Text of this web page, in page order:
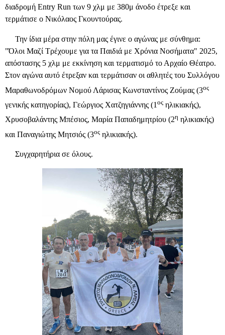
διαδρομή Entry Run των 9 χλμ με 380μ άνοδο έτρεξε και
τερμάτισε ο Νικόλαος Γκουντούρας.
Την ίδια μέρα στην πόλη μας έγινε ο αγώνας με σύνθημα:
"Όλοι Μαζί Τρέχουμε για τα Παιδιά με Χρόνια Νοσήματα" 2025,
απόστασης 5 χλμ με εκκίνηση και τερματισμό το Αρχαίο Θέατρο.
Στον αγώνα αυτό έτρεξαν και τερμάτισαν οι αθλητές του Συλλόγου
Μαραθωνοδρόμων Νομού Λάρισας Κωνσταντίνος Ζούμας (3ος
γενικής κατηγορίας), Γεώργιος Χατζηγιάννης (1 ος ηλικιακής),
Χρυσοβαλάντης Μπέσιος, Μαρία Παπαδημητρίου (2η ηλικιακής)
και Παναγιώτης Μητσιός (3ος ηλικιακής).
Συγχαρητήρια σε όλους.